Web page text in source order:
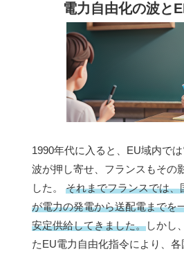
電力自由化の波と
1990年代に入ると、EU域内で
波が押し寄せ、フランスもその
した。 それまでフランスでは、
が電力の発電から送配電までを
安定供給してきました。しかし
たEU電力自由化指令により、